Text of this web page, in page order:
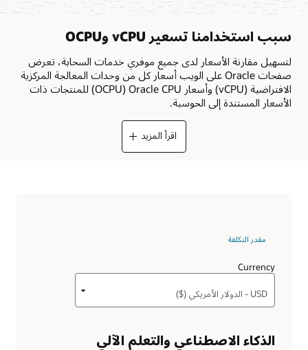
سبب استخدامنا تسعير vCPU وOCPU
لتسهيل مقارنة الأسعار لدى جميع موفري خدمات السحابة، تعرض
صفحات Oracle على الويب أسعار كل من وحدات المعالجة المركزية
الافتراضية (vCPU) وأسعار Oracle CPU ‏(OCPU) للمنتجات ذات
الأسعار المستندة إلى الحوسبة.
اقرأ المزيد
Currency
مقدر التكلفة
الذكاء الاصطناعي والتعلم الآلي